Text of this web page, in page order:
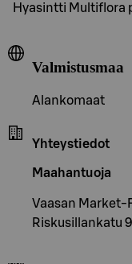
Hyasintti Multiflora
Valmistusmaa
Alankomaat
Yhteystiedot
Maahantuoja
Vaasan Market-
Riskusillankatu